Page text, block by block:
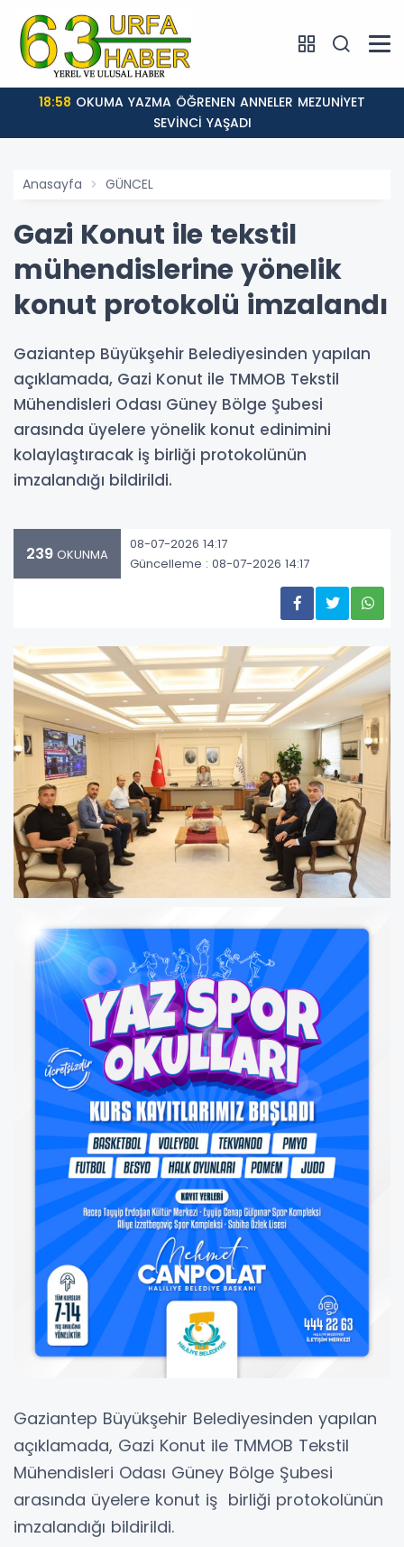
13:12 ATATÜRK BULVARI SICAK ASFALTLA
Anasayfa GÜNCEL
Gazi Konut ile tekstil
mühendislerine yönelik
konut protokolü imzalandı
Gaziantep Büyükşehir Belediyesinden yapılan
açıklamada, Gazi Konut ile TMMOB Tekstil
Mühendisleri Odası Güney Bölge Şubesi
arasında üyelere yönelik konut edinimini
kolaylaştıracak iş birliği protokolünün
imzalandığı bildirildi.
239 OKUNMA
08-07-2026 14:17
Güncelleme : 08-07-2026 14:17
Gaziantep Büyükşehir Belediyesinden yapılan
açıklamada, Gazi Konut ile TMMOB Tekstil
Mühendisleri Odası Güney Bölge Şubesi
arasında üyelere konut iş birliği protokolünün
imzalandığı bildirildi.